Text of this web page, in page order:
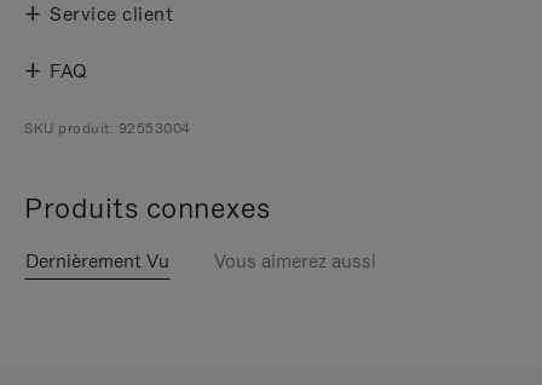
Service client
FAQ
SKU produit: 92553004
Produits connexes
Dernièrement Vu Vous aimerez aussi